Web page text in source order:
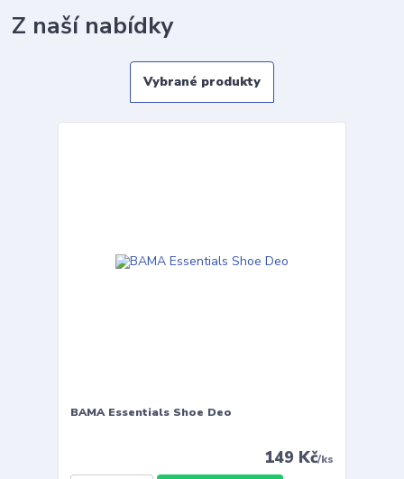
Z naší nabídky
Vybrané produkty
BAMA Essentials Shoe Deo
149 Kč/ks